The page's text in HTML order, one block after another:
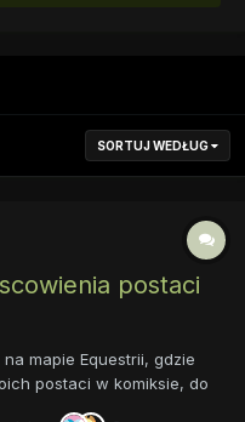
SORTUJ WEDŁUG
postaci
mapie Equestrii, gdzie
postaci w komiksie, do